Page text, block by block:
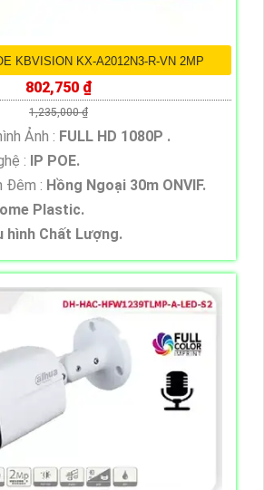
KBVISION KX-A2012N3-R-VN 2MP
802,750 ₫
1,235,000 ₫
Ảnh : FULL HD 1080P .
: IP POE.
Đêm : Hồng Ngoại 30m ONVIF.
Plastic.
hình Chất Lượng.